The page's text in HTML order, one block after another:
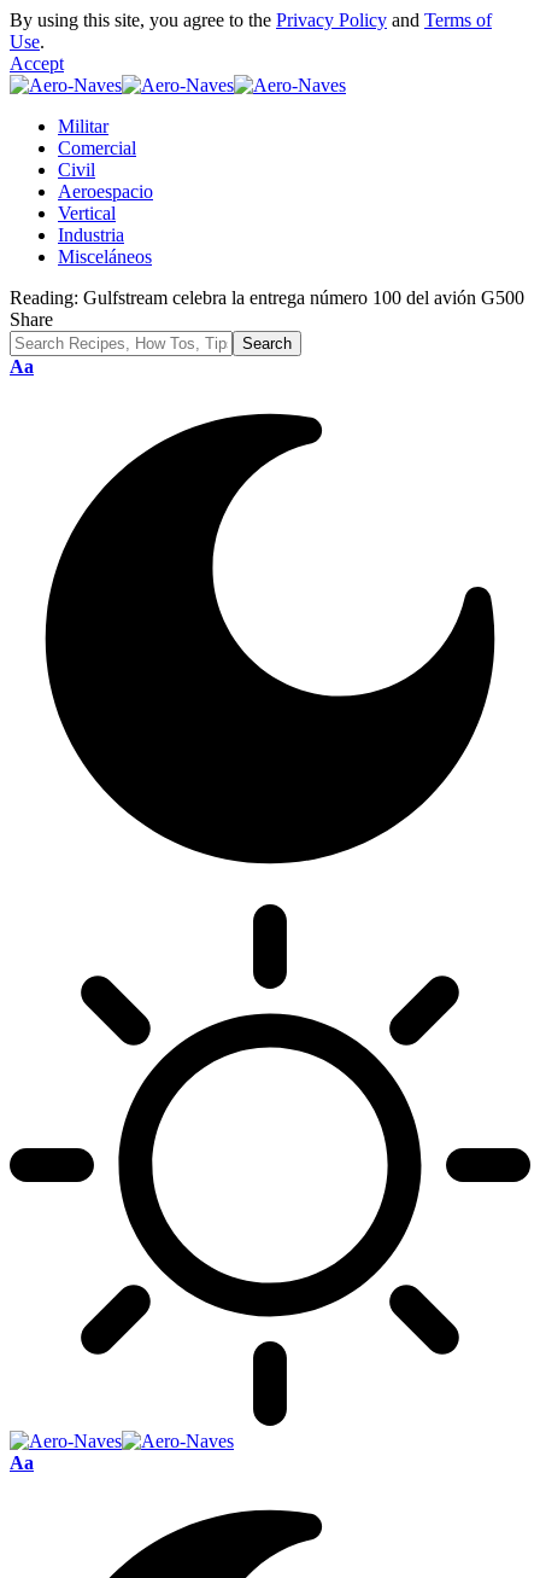
By using this site, you agree to the Privacy Policy and Terms of
Use.
Accept
Militar
Comercial
Civil
Aeroespacio
Vertical
Industria
Misceláneos
Reading: Gulfstream celebra la entrega número 100 del avión G500
Share
Font
Aa
Font
Aa